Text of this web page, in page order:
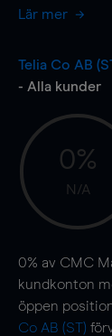
Lär mer
Telia Co AB
- Alla kunder
0%
N/A
0% av CMC
kundkonton
öppen
Co AB (ST)